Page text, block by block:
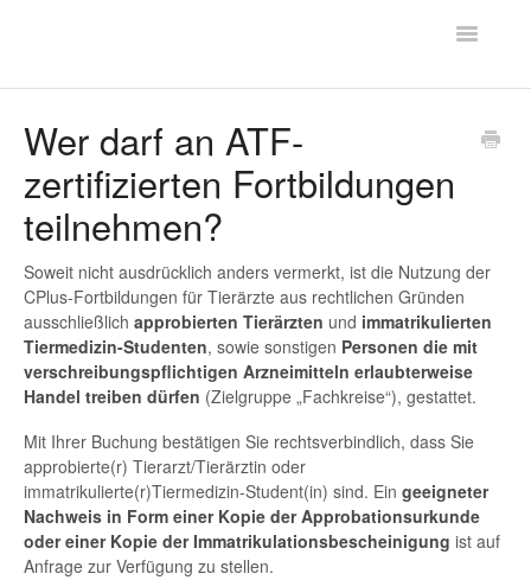
Toggle
Kontakt
Wer darf an ATF-
zertifizierten Fortbildungen
teilnehmen?
Soweit nicht ausdrücklich anders vermerkt, ist die Nutzung der
CPlus-Fortbildungen für Tierärzte aus rechtlichen Gründen
ausschließlich approbierten Tierärzten und immatrikulierten
Tiermedizin-Studenten, sowie sonstigen Personen die mit
verschreibungspflichtigen Arzneimitteln erlaubterweise
Handel treiben dürfen (Zielgruppe „Fachkreise“), gestattet.
Mit Ihrer Buchung bestätigen Sie rechtsverbindlich, dass Sie
approbierte(r) Tierarzt/Tierärztin oder
immatrikulierte(r)Tiermedizin-Student(in) sind. Ein geeigneter
Nachweis in Form einer Kopie der Approbationsurkunde
oder einer Kopie der Immatrikulationsbescheinigung ist auf
Anfrage zur Verfügung zu stellen.